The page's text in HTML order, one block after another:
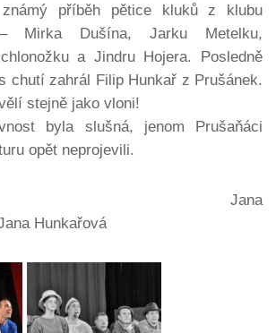
příběh pětice kluků z klubu
Mirka Dušína, Jarku Metelku,
a Jindru Hojera. Posledně
chutí zahrál Filip Hunkař z Prušánek.
stejně jako vloni!
byla slušná, jenom Prušaňáci
opět neprojevili.
Hunkařová